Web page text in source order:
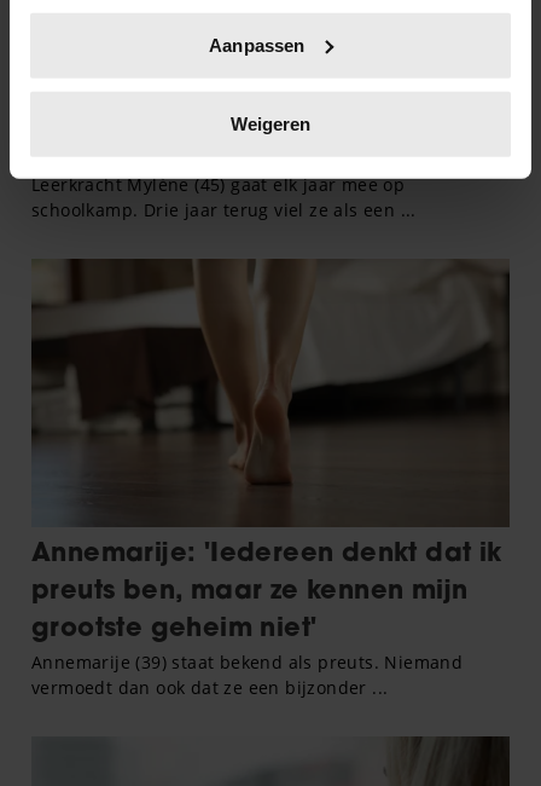
scannen op specifieke eigenschappen (fingerprinting)
verwerkt en stel uw voorkeuren in het
intrekken in de Cookieverklaring.
personaliseren, om functies voor social media te bieden
en om ons websiteverkeer te analyseren. Ook delen we
informatie over uw gebruik van onze site met onze
partners voor social media, adverteren en analyse. Deze
partners kunnen deze gegevens combineren met andere
informatie die u aan ze heeft verstrekt of die ze hebben
verzameld op basis van uw gebruik van hun services. U
gaat akkoord met onze cookies als u onze website blijft
Aanpassen
Weigeren